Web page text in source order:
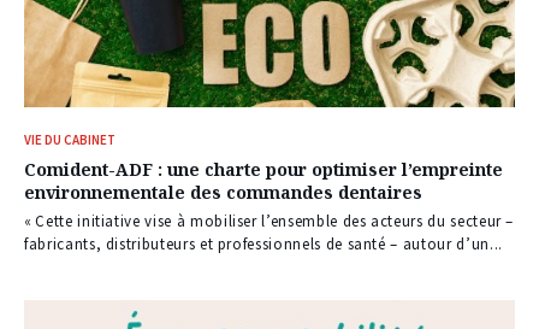
VIE DU CABINET
Comident-ADF : une charte pour optimiser l’empreinte
environnementale des commandes dentaires
« Cette initiative vise à mobiliser l’ensemble des acteurs du secteur –
fabricants, distributeurs et professionnels de santé – autour d’un...